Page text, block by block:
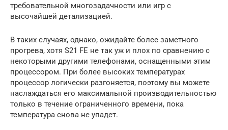
требовательной многозадачности или игр с
высочайшей детализацией.
В таких случаях, однако, ожидайте более заметного
прогрева, хотя S21 FE не так уж и плох по сравнению с
некоторыми другими телефонами, оснащенными этим
процессором. При более высоких температурах
процессор логически разгоняется, поэтому вы можете
наслаждаться его максимальной производительностью
только в течение ограниченного времени, пока
температура снова не упадет.